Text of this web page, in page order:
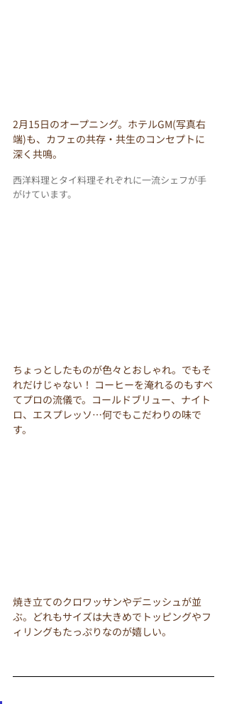
2月15日のオープニング。ホテルGM(写真右
端)も、カフェの共存・共生のコンセプトに
深く共鳴。
西洋料理とタイ料理それぞれに一流シェフが手
がけています。
ちょっとしたものが色々とおしゃれ。でもそ
れだけじゃない！ コーヒーを淹れるのもすべ
てプロの流儀で。コールドブリュー、ナイト
ロ、エスプレッソ…何でもこだわりの味で
す。
焼き立てのクロワッサンやデニッシュが並
ぶ。どれもサイズは大きめでトッピングやフ
ィリングもたっぷりなのが嬉しい。